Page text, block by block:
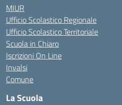
MIUR
Ufficio Scolastico Regionale
Ufficio Scolastico Territoriale
Scuola in Chiaro
Iscrizioni On Line
Invalsi
Comune
La Scuola